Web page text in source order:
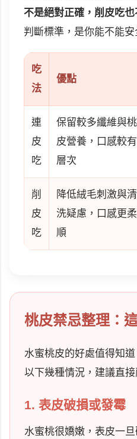
不是絕對正確，削皮吃也
判斷標準，是你能不能安
吃
法
優點
連
皮
吃
保留較多纖維與桃
皮營養，口感較有
層次
削
皮
吃
降低絨毛刺激與清
洗疑慮，口感更柔
順
桃皮禁忌整理：
水蜜桃皮的好處值得知
以下幾種情況，建議直
1. 表皮破損或發霉
水蜜桃很嬌嫩，表皮一